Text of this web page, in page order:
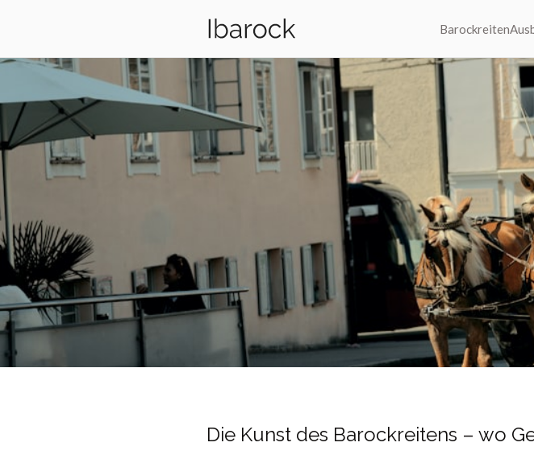
Barockreiten
Die Kunst des Barockreitens – wo